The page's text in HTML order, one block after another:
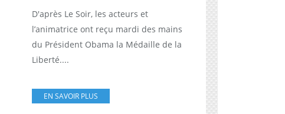
D'après Le Soir, les acteurs et
l’animatrice ont reçu mardi des mains
du Président Obama la Médaille de la
Liberté....
EN SAVOIR PLUS